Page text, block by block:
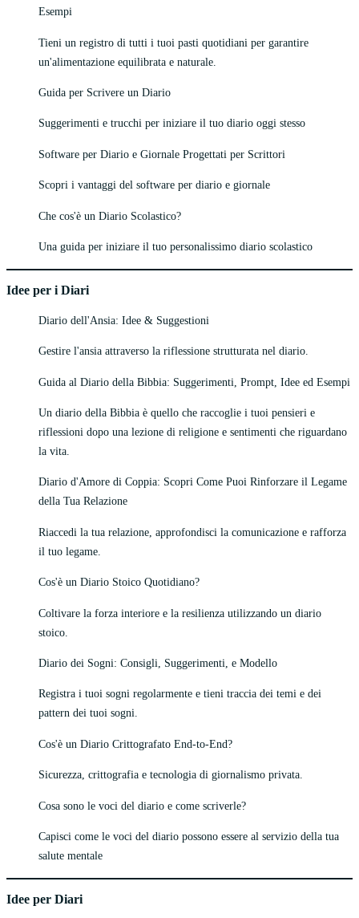
Esempi
Tieni un registro di tutti i tuoi pasti quotidiani per garantire
un'alimentazione equilibrata e naturale.
Guida per Scrivere un Diario
Suggerimenti e trucchi per iniziare il tuo diario oggi stesso
Software per Diario e Giornale Progettati per Scrittori
Scopri i vantaggi del software per diario e giornale
Che cos'è un Diario Scolastico?
Una guida per iniziare il tuo personalissimo diario scolastico
Idee per i Diari
Diario dell'Ansia: Idee & Suggestioni
Gestire l'ansia attraverso la riflessione strutturata nel diario.
Guida al Diario della Bibbia: Suggerimenti, Prompt, Idee ed Esempi
Un diario della Bibbia è quello che raccoglie i tuoi pensieri e
riflessioni dopo una lezione di religione e sentimenti che riguardano
la vita.
Diario d'Amore di Coppia: Scopri Come Puoi Rinforzare il Legame
della Tua Relazione
Riaccedi la tua relazione, approfondisci la comunicazione e rafforza
il tuo legame.
Cos'è un Diario Stoico Quotidiano?
Coltivare la forza interiore e la resilienza utilizzando un diario
stoico.
Diario dei Sogni: Consigli, Suggerimenti, e Modello
Registra i tuoi sogni regolarmente e tieni traccia dei temi e dei
pattern dei tuoi sogni.
Cos'è un Diario Crittografato End-to-End?
Sicurezza, crittografia e tecnologia di giornalismo privata.
Cosa sono le voci del diario e come scriverle?
Capisci come le voci del diario possono essere al servizio della tua
salute mentale
Idee per Diari